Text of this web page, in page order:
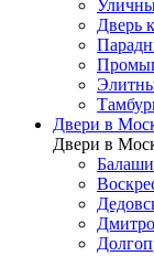
Дверь
Двери в
Двери в